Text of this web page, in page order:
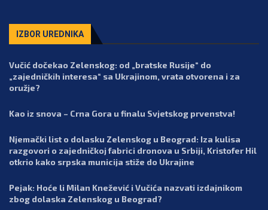
IZBOR UREDNIKA
Vučić dočekao Zelenskog: od „bratske Rusije“ do
„zajedničkih interesa“ sa Ukrajinom, vrata otvorena i za
oružje?
Kao iz snova – Crna Gora u finalu Svjetskog prvenstva!
Njemački list o dolasku Zelenskog u Beograd: Iza kulisa
razgovori o zajedničkoj fabrici dronova u Srbiji, Kristofer Hil
otkrio kako srpska municija stiže do Ukrajine
Pejak: Hoće li Milan Knežević i Vučića nazvati izdajnikom
zbog dolaska Zelenskog u Beograd?